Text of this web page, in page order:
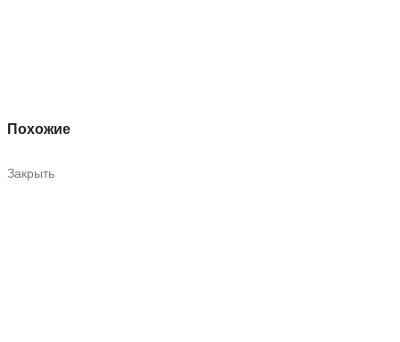
Похожие
Закрыть